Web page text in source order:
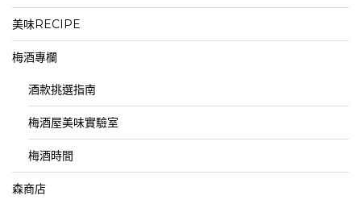
美味RECIPE
梅酒專欄
酒款挑選指南
梅酒屋美味實驗室
梅酒時間
森商店